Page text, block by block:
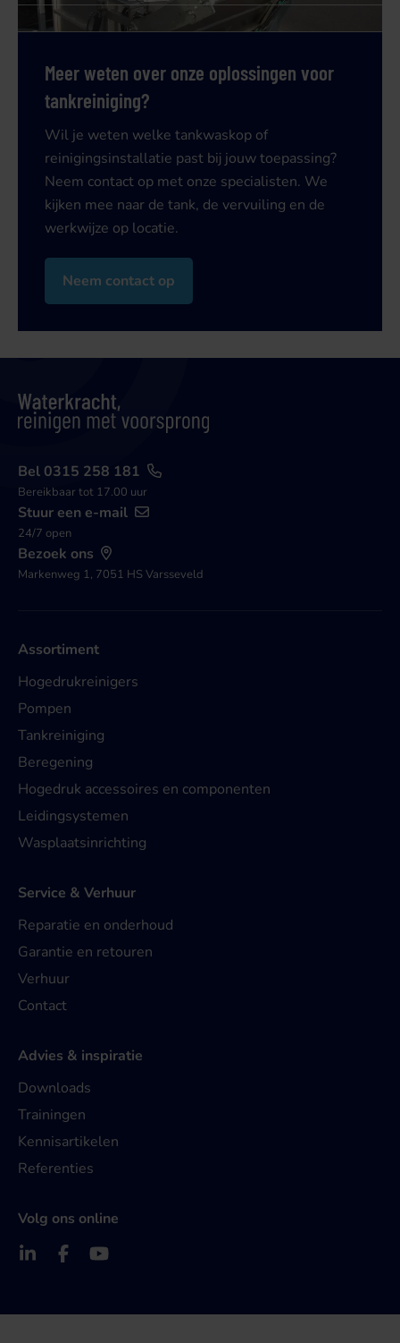
Meer weten over onze oplossingen voor
tankreiniging?
Wil je weten welke tankwaskop of
reinigingsinstallatie past bij jouw toepassing?
Neem contact op met onze specialisten. We
kijken mee naar de tank, de vervuiling en de
werkwijze op locatie.
Neem contact op
Bel 0315 258 181
Bereikbaar tot 17.00 uur
Stuur een e-mail
24/7 open
Bezoek ons
Markenweg 1, 7051 HS Varsseveld
Assortiment
Hogedrukreinigers
Pompen
Tankreiniging
Beregening
Hogedruk accessoires en componenten
Leidingsystemen
Wasplaatsinrichting
Service & Verhuur
Reparatie en onderhoud
Garantie en retouren
Verhuur
Contact
Advies & inspiratie
Downloads
Trainingen
Kennisartikelen
Referenties
Volg ons online